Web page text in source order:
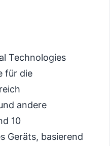
Technologies
für die
andere
10
Geräts, basierend